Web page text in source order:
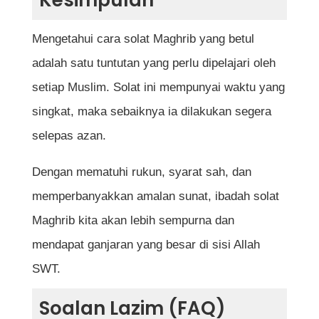
Mengetahui cara solat Maghrib yang betul
adalah satu tuntutan yang perlu dipelajari oleh
setiap Muslim. Solat ini mempunyai waktu yang
singkat, maka sebaiknya ia dilakukan segera
selepas azan.
Dengan mematuhi rukun, syarat sah, dan
memperbanyakkan amalan sunat, ibadah solat
Maghrib kita akan lebih sempurna dan
mendapat ganjaran yang besar di sisi Allah
SWT.
Soalan Lazim (FAQ)